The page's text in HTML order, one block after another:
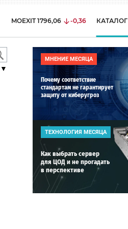
MOEXIT 1796,06 -0,36 КАТАЛОГ
МНЕНИЕ МЕСЯЦА
Почему соответствие
стандартам не гарантирует
защиту от киберугроз
ТЕХНОЛОГИЯ МЕСЯЦА
Как выбрать сервер
для ЦОД и не прогадать
в перспективе